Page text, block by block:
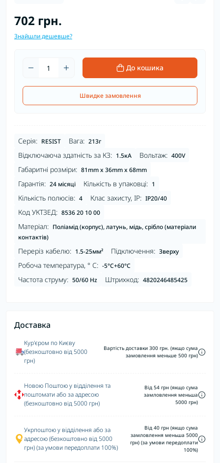
702 грн.
Знайшли дешевше?
До кошика
Швидке замовлення
Серія: RESIST Вага: 213г
Відключаюча здатність за КЗ: 1.5кА Вольтаж: 400V
Габаритні розміри: 81mm x 36mm x 68mm
Гарантія: 24 місяці Кількість в упаковці: 1
Кількість полюсів: 4 Клас захисту, IP: IP20/40
Код УКТЗЕД: 8536 20 10 00
Матеріал: Поліамід (корпус), латунь, мідь, срібло (матеріали
контактів)
Переріз кабелю: 1.5-25мм² Підключення: Зверху
Робоча температура, ° С: -5°C+60°С
Частота струму: 50/60 Hz Штрихкод: 4820246485425
Доставка
Кур'єром по Києву
(безкоштовно від 5000
грн)
Вартість доставки 300 грн. (якщо сума
замовлення меньше 500 грн)
Новою Поштою у відділення та
поштомати або за адресою
(безкоштовно від 5000 грн)
Від 54 грн (якщо сума
замловлення меньша
5000 грн)
Укрпоштою у відділення або за
адресою (безкоштовно від 5000
грн) (за умови передоплати 100%)
Від 40 грн (якщо сума
замловлення меньша 5000
грн) (за умови передоплати
100%)